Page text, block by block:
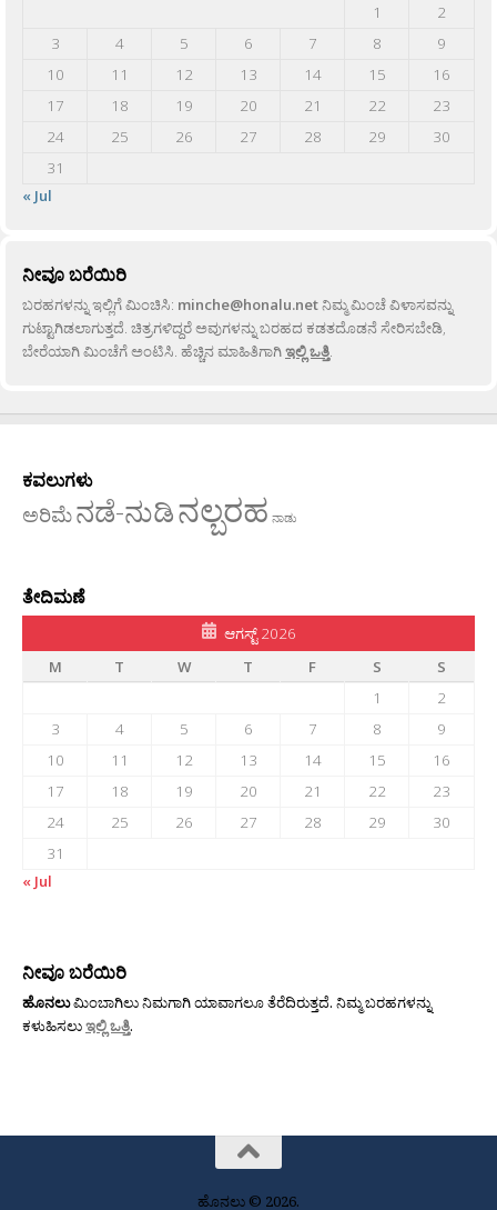
1
2
3
4 5 6 7 8
9
10
11 12 13 14 15
16
17
18 19 20 21 22
23
24
25 26 27 28 29
30
31
« Jul
ನೀವೂ ಬರೆಯಿರಿ
ಬರಹಗಳನ್ನು ಇಲ್ಲಿಗೆ ಮಿಂಚಿಸಿ: minche@honalu.netನಿಮ್ಮ ಮಿಂಚೆ ವಿಳಾಸವನ್ನು
ಗುಟ್ಟಾಗಿಡಲಾಗುತ್ತದೆ. ಚಿತ್ರಗಳಿದ್ದರೆ ಅವುಗಳನ್ನು ಬರಹದ ಕಡತದೊಡನೆ ಸೇರಿಸಬೇಡಿ,
ಬೇರೆಯಾಗಿ ಮಿಂಚೆಗೆ ಅಂಟಿಸಿ. ಹೆಚ್ಚಿನ ಮಾಹಿತಿಗಾಗಿಇಲ್ಲಿ ಒತ್ತಿ.
ಕವಲುಗಳು
ಅರಿಮೆನಡೆ-ನುಡಿನಲ್ಬರಹ ನಾಡು
ತೇದಿಮಣೆ
ಆಗಸ್ಟ್ 2026
M
T W T F S
S
1
2
3
4 5 6 7 8
9
10
11 12 13 14 15
16
17
18 19 20 21 22
23
24
25 26 27 28 29
30
31
« Jul
ನೀವೂ ಬರೆಯಿರಿ
ಹೊನಲುಮಿಂಬಾಗಿಲು ನಿಮಗಾಗಿ ಯಾವಾಗಲೂ ತೆರೆದಿರುತ್ತದೆ. ನಿಮ್ಮ ಬರಹಗಳನ್ನು
ಕಳುಹಿಸಲುಇಲ್ಲಿ ಒತ್ತಿ.
ಹೊನಲು © 2026.